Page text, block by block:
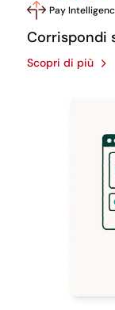
Pay
Corrispondi
Scopri di più